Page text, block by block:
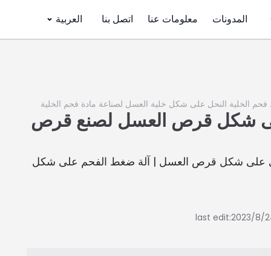
المدونات معلومات عنا اتصل بنا العربية
الخلية النحل على شكل خلية العسل لصناعة مادة فحم الخلية
شكل قرص العسل لصنع قرص
على شكل قرص العسل | آلة ضغط الفحم على شكل
last edit:2023/8/